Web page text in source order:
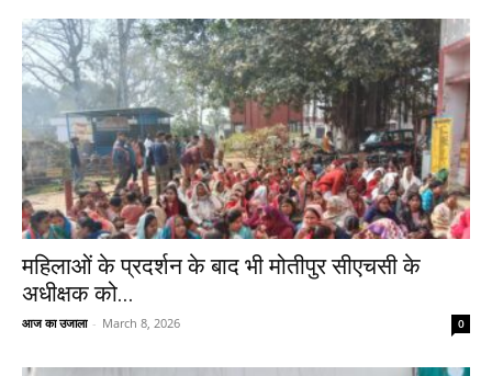
महिलाओं के प्रदर्शन के बाद भी मोतीपुर सीएचसी के
अधीक्षक को...
आज का उजाला - March 8, 2026 0